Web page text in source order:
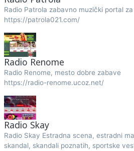
Radio Patrola zabavno muzički portal
https://patrola021.com/
Radio Renome
Radio Renome, mesto dobre zabave
https://radio-renome.ucoz.net/
Radio Skay
Radio Skay Estradna scena, estradni
skandal, skandali poznatih, sportske